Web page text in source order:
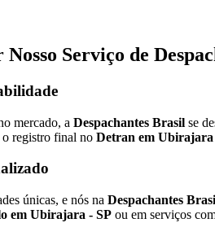
Nosso Serviço de
mercado, a Despachantes Brasil se
o registro final no Detran em Ubirajara
únicas, e nós na Despachantes
em Ubirajara - SP ou em serviços